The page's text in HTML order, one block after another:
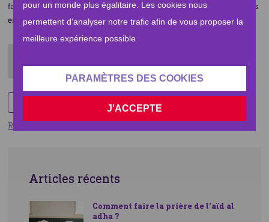
pour un monde plus égalitaire. Les cookies nous
permettent d'analyser notre trafic afin de vous proposer la
meilleure expérience possible
PARAMÈTRES DES COOKIES
J'ACCEPTE
familles bangladaises d’avoir accès à de l'eau potable, denrée de plus
en plus rare en raison des effets du changement climatique.
Paris, France
Share
Retourner
Articles récents
Comment faire la prière de l'aïd al
adha ?